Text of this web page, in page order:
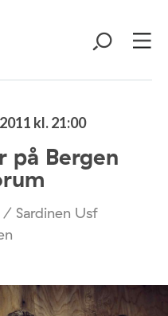
kl. 21:00
på Bergen
Sardinen Usf